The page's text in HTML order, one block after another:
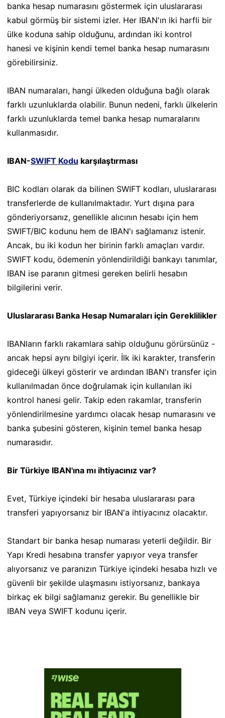
banka hesap numarasını göstermek için uluslararası
kabul görmüş bir sistemi izler. Her IBAN'ın iki harfli bir
ülke koduna sahip olduğunu, ardından iki kontrol
hanesi ve kişinin kendi temel banka hesap numarasını
görebilirsiniz.
IBAN numaraları, hangi ülkeden olduğuna bağlı olarak
farklı uzunluklarda olabilir. Bunun nedeni, farklı ülkelerin
farklı uzunluklarda temel banka hesap numaralarını
kullanmasıdır.
IBAN-SWIFT Kodu karşılaştırması
BIC kodları olarak da bilinen SWIFT kodları, uluslararası
transferlerde de kullanılmaktadır. Yurt dışına para
gönderiyorsanız, genellikle alıcının hesabı için hem
SWIFT/BIC kodunu hem de IBAN'ı sağlamanız istenir.
Ancak, bu iki kodun her birinin farklı amaçları vardır.
SWIFT kodu, ödemenin yönlendirildiği bankayı tanımlar,
IBAN ise paranın gitmesi gereken belirli hesabın
bilgilerini verir.
Uluslararası Banka Hesap Numaraları için Gereklilikler
IBANların farklı rakamlara sahip olduğunu görürsünüz -
ancak hepsi aynı bilgiyi içerir. İlk iki karakter, transferin
gideceği ülkeyi gösterir ve ardından IBAN'ı transfer için
kullanılmadan önce doğrulamak için kullanılan iki
kontrol hanesi gelir. Takip eden rakamlar, transferin
yönlendirilmesine yardımcı olacak hesap numarasını ve
banka şubesini gösteren, kişinin temel banka hesap
numarasıdır.
Bir Türkiye IBAN'ına mı ihtiyacınız var?
Evet, Türkiye içindeki bir hesaba uluslararası para
transferi yapıyorsanız bir IBAN'a ihtiyacınız olacaktır.
Standart bir banka hesap numarası yeterli değildir. Bir
Yapı Kredi hesabına transfer yapıyor veya transfer
alıyorsanız ve paranızın Türkiye içindeki hesaba hızlı ve
güvenli bir şekilde ulaşmasını istiyorsanız, bankaya
birkaç ek bilgi sağlamanız gerekir. Bu genellikle bir
IBAN veya SWIFT kodunu içerir.